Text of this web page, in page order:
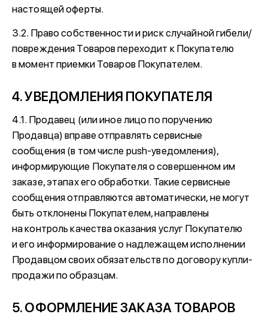
настоящей оферты.
3.2. Право собственности и риск случайной гибели/
повреждения Товаров переходит к Покупателю
в момент приемки Товаров Покупателем.
4. УВЕДОМЛЕНИЯ ПОКУПАТЕЛЯ
4.1. Продавец (или иное лицо по поручению
Продавца) вправе отправлять сервисные
сообщения (в том числе push-уведомления),
информирующие Покупателя о совершенном им
заказе, этапах его обработки. Такие сервисные
сообщения отправляются автоматически, не могут
быть отклонены Покупателем, направлены
на контроль качества оказания услуг Покупателю
и его информирование о надлежащем исполнении
Продавцом своих обязательств по договору купли-
продажи по образцам.
5. ОФОРМЛЕНИЕ ЗАКАЗА ТОВАРОВ